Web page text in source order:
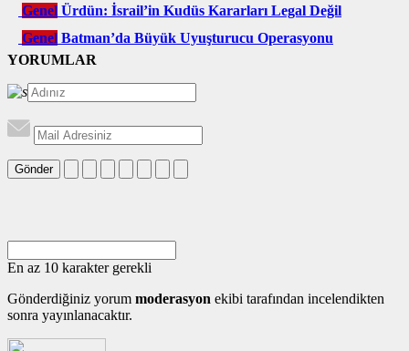
Genel Ürdün: İsrail’in Kudüs Kararları Legal Değil
Genel Batman’da Büyük Uyuşturucu Operasyonu
YORUMLAR
Gönder
En az 10 karakter gerekli
Gönderdiğiniz yorum moderasyon ekibi tarafından incelendikten
sonra yayınlanacaktır.